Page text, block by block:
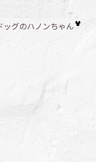
グのハノンちゃん